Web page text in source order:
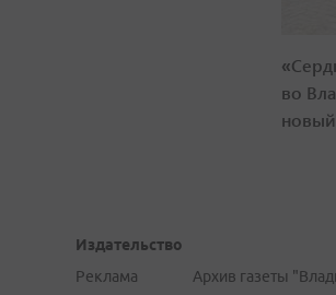
во
Издательство
Реклама
Архив газеты